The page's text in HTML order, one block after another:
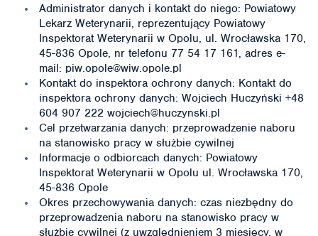
Administrator danych i kontakt do niego: Powiatowy
Lekarz Weterynarii, reprezentujący Powiatowy
Inspektorat Weterynarii w Opolu, ul. Wrocławska 170,
45-836 Opole, nr telefonu 77 54 17 161, adres e-
mail: piw.opole@wiw.opole.pl
Kontakt do inspektora ochrony danych: Kontakt do
inspektora ochrony danych: Wojciech Huczyński +48
604 907 222 wojciech@huczynski.pl
Cel przetwarzania danych: przeprowadzenie naboru
na stanowisko pracy w służbie cywilnej
Informacje o odbiorcach danych: Powiatowy
Inspektorat Weterynarii w Opolu ul. Wrocławska 170,
45-836 Opole
Okres przechowywania danych: czas niezbędny do
przeprowadzenia naboru na stanowisko pracy w
służbie cywilnej (z uwzględnieniem 3 miesięcy, w